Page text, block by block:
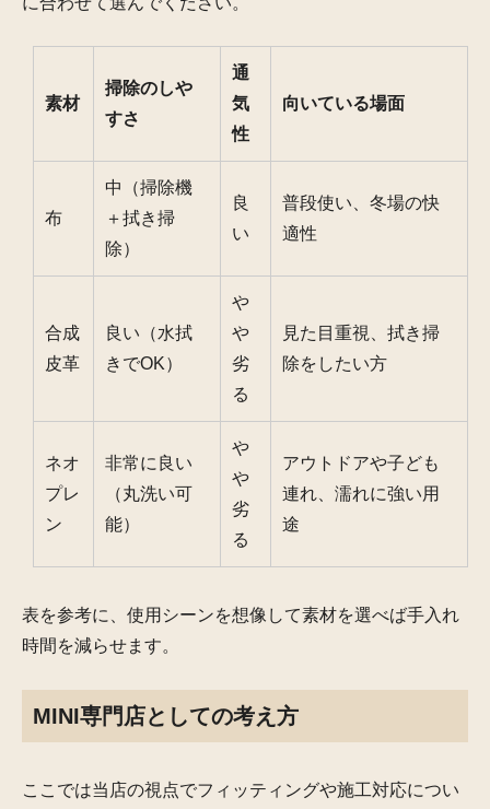
素材
掃除のしや
すさ
通
気
性
向いている場面
布
中（掃除機
＋拭き掃
除）
良
い
普段使い、冬場の快
適性
合成
皮革
良い（水拭
きでOK）
や
や
劣
る
見た目重視、拭き掃
除をしたい方
ネオ
プレ
ン
非常に良い
（丸洗い可
能）
や
や
劣
る
アウトドアや子ども
連れ、濡れに強い用
途
表を参考に、使用シーンを想像して素材を選べば手入れ
時間を減らせます。
MINI専門店としての考え方
ここでは当店の視点でフィッティングや施工対応につい